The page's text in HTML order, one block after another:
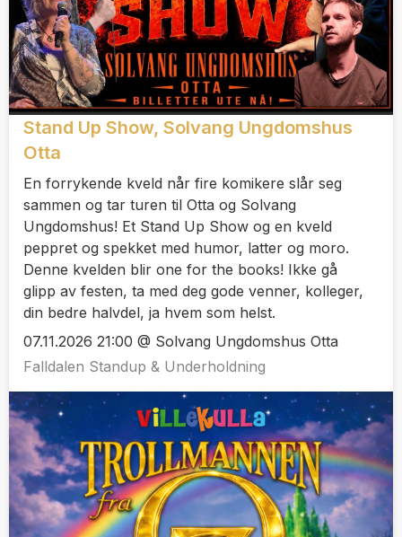
Stand Up Show, Solvang Ungdomshus
Otta
En forrykende kveld når fire komikere slår seg
sammen og tar turen til Otta og Solvang
Ungdomshus! Et Stand Up Show og en kveld
peppret og spekket med humor, latter og moro.
Denne kvelden blir one for the books! Ikke gå
glipp av festen, ta med deg gode venner, kolleger,
din bedre halvdel, ja hvem som helst.
07.11.2026 21:00 @ Solvang Ungdomshus Otta
Falldalen Standup & Underholdning